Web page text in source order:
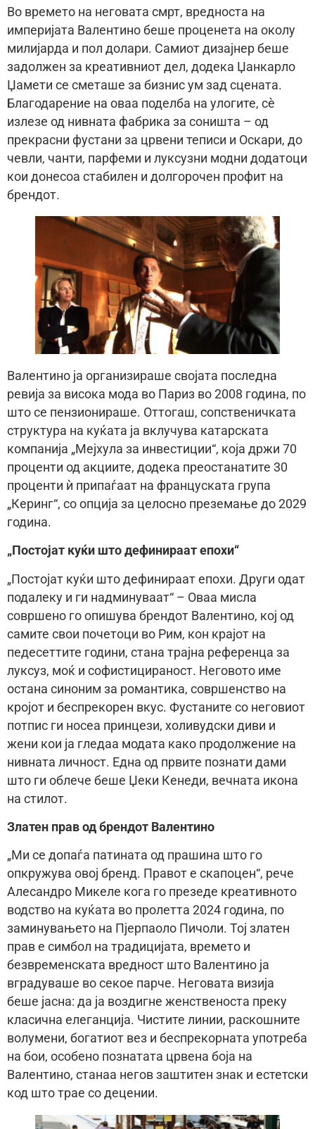
Во времето на неговата смрт, вредноста на
империјата Валентино беше проценета на околу
милијарда и пол долари. Самиот дизајнер беше
задолжен за креативниот дел, додека Џанкарло
Џамети се сметаше за бизнис ум зад сцената.
Благодарение на оваа поделба на улогите, сè
излезе од нивната фабрика за соништа – од
прекрасни фустани за црвени теписи и Оскари, до
чевли, чанти, парфеми и луксузни модни додатоци
кои донесоа стабилен и долгорочен профит на
брендот.
Валентино ја организираше својата последна
ревија за висока мода во Париз во 2008 година, по
што се пензионираше. Оттогаш, сопственичката
структура на куќата ја вклучува катарската
компанија „Мејхула за инвестиции“, која држи 70
проценти од акциите, додека преостанатите 30
проценти ѝ припаѓаат на француската група
„Керинг“, со опција за целосно преземање до 2029
година.
„Постојат куќи што дефинираат епохи“
„Постојат куќи што дефинираат епохи. Други одат
подалеку и ги надминуваат“ – Оваа мисла
совршено го опишува брендот Валентино, кој од
самите свои почетоци во Рим, кон крајот на
педесеттите години, стана трајна референца за
луксуз, моќ и софистицираност. Неговото име
остана синоним за романтика, совршенство на
кројот и беспрекорен вкус. Фустаните со неговиот
потпис ги носеа принцези, холивудски диви и
жени кои ја гледаа модата како продолжение на
нивната личност. Една од првите познати дами
што ги облече беше Џеки Кенеди, вечната икона
на стилот.
Златен прав од брендот Валентино
„Ми се допаѓа патината од прашина што го
опкружува овој бренд. Правот е скапоцен“, рече
Алесандро Микеле кога го презеде креативното
водство на куќата во пролетта 2024 година, по
заминувањето на Пјерпаоло Пичоли. Тој златен
прав е симбол на традицијата, времето и
безвременската вредност што Валентино ја
вградуваше во секое парче. Неговата визија
беше јасна: да ја воздигне женственоста преку
класична елеганција. Чистите линии, раскошните
волумени, богатиот вез и беспрекорната употреба
на бои, особено познатата црвена боја на
Валентино, станаа негов заштитен знак и естетски
код што трае со децении.